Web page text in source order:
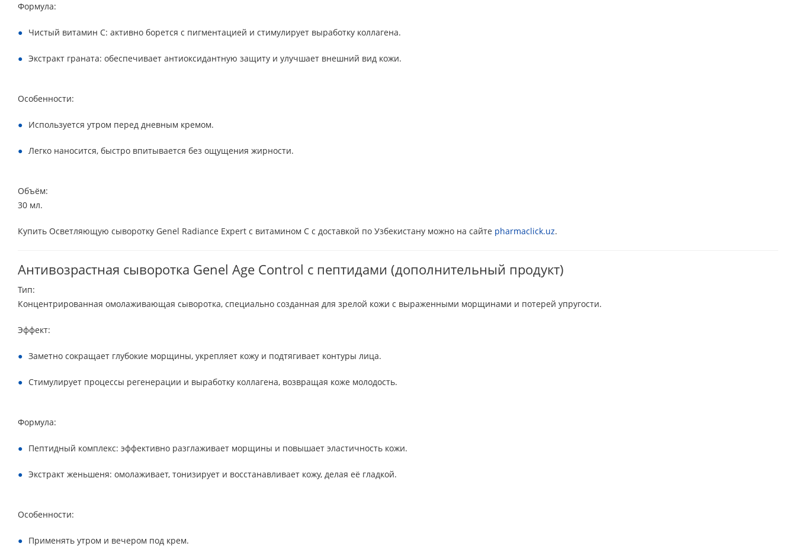
Формула:
Чистый витамин С: активно борется с пигментацией и стимулирует выработку коллагена.
Экстракт граната: обеспечивает антиоксидантную защиту и улучшает внешний вид кожи.
Особенности:
Используется утром перед дневным кремом.
Легко наносится, быстро впитывается без ощущения жирности.
Объём:
30 мл.
Купить Осветляющую сыворотку Genel Radiance Expert с витамином С с доставкой по Узбекистану можно на сайте pharmaclick.uz.
Антивозрастная сыворотка Genel Age Control с пептидами (дополнительный продукт)
Тип:
Концентрированная омолаживающая сыворотка, специально созданная для зрелой кожи с выраженными морщинами и потерей упругости.
Эффект:
Заметно сокращает глубокие морщины, укрепляет кожу и подтягивает контуры лица.
Стимулирует процессы регенерации и выработку коллагена, возвращая коже молодость.
Формула:
Пептидный комплекс: эффективно разглаживает морщины и повышает эластичность кожи.
Экстракт женьшеня: омолаживает, тонизирует и восстанавливает кожу, делая её гладкой.
Особенности:
Применять утром и вечером под крем.